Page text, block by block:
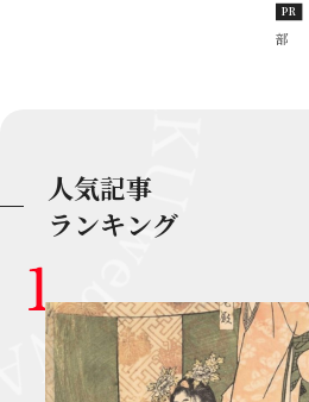
PR
部
人気記事
ランキング